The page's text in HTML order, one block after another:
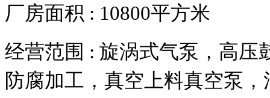
厂房面积 : 10800平方米
经营范围 : 旋涡式气泵，高压
防腐加工，真空上料真空泵